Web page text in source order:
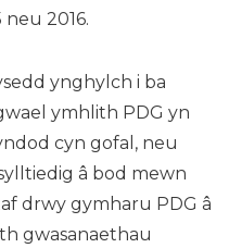
2016.
ynghylch i ba
ymhlith PDG yn
cyn gofal, neu
â bod mewn
drwy gymharu PDG â
gwasanaethau